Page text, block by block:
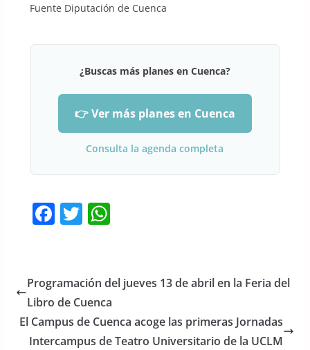
Fuente Diputación de Cuenca
¿Buscas más planes en Cuenca?
👉 Ver más planes en Cuenca
Consulta la agenda completa
F
e
b
o
T
er
W
s
A
p
Programación del jueves 13 de abril en la Feria del
Libro de Cuenca
El Campus de Cuenca acoge las primeras Jornadas
Intercampus de Teatro Universitario de la UCLM